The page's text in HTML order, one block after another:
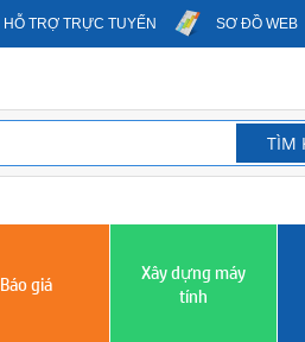
HỖ TRỢ TRỰC TUYẾN SƠ ĐỒ WEB
Báo giá
Xây dựng máy
tính